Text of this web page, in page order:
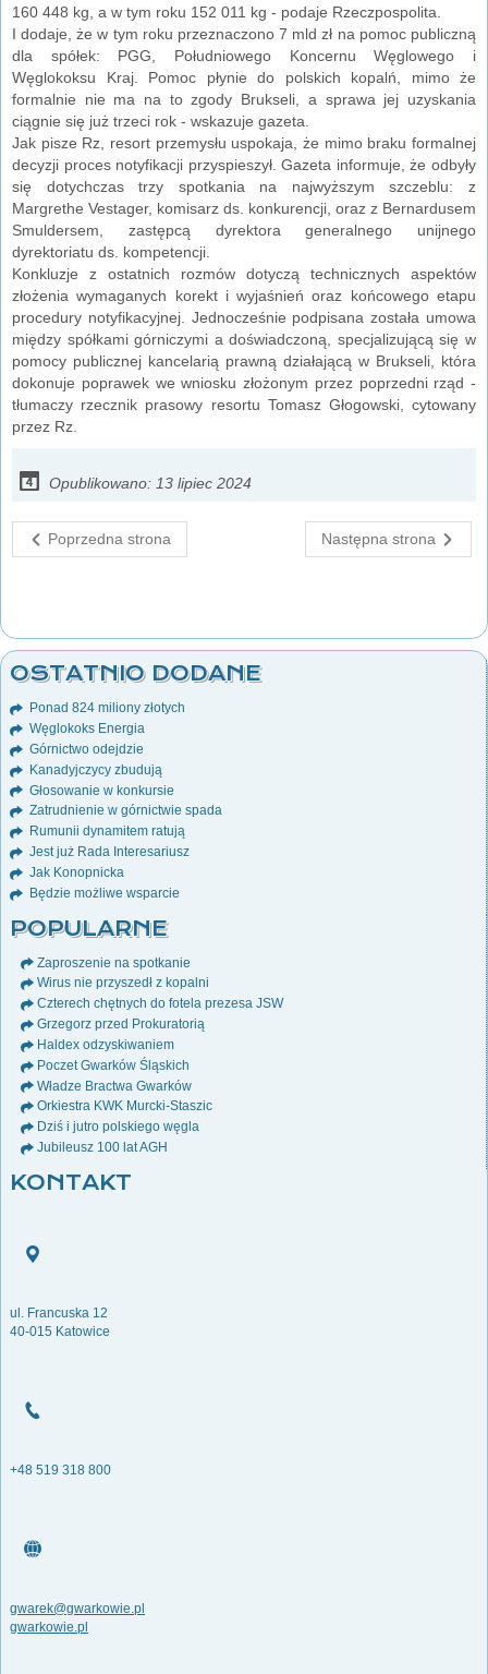
160 448 kg, a w tym roku 152 011 kg - podaje Rzeczpospolita.
I dodaje, że w tym roku przeznaczono 7 mld zł na pomoc publiczną
dla spółek: PGG, Południowego Koncernu Węglowego i
Węglokoksu Kraj. Pomoc płynie do polskich kopalń, mimo że
formalnie nie ma na to zgody Brukseli, a sprawa jej uzyskania
ciągnie się już trzeci rok - wskazuje gazeta.
Jak pisze Rz, resort przemysłu uspokaja, że mimo braku formalnej
decyzji proces notyfikacji przyspieszył. Gazeta informuje, że odbyły
się dotychczas trzy spotkania na najwyższym szczeblu: z
Margrethe Vestager, komisarz ds. konkurencji, oraz z Bernardusem
Smuldersem, zastępcą dyrektora generalnego unijnego
dyrektoriatu ds. kompetencji.
Konkluzje z ostatnich rozmów dotyczą technicznych aspektów
złożenia wymaganych korekt i wyjaśnień oraz końcowego etapu
procedury notyfikacyjnej. Jednocześnie podpisana została umowa
między spółkami górniczymi a doświadczoną, specjalizującą się w
pomocy publicznej kancelarią prawną działającą w Brukseli, która
dokonuje poprawek we wniosku złożonym przez poprzedni rząd -
tłumaczy rzecznik prasowy resortu Tomasz Głogowski, cytowany
przez Rz.
Opublikowano: 13 lipiec 2024
Poprzedna strona Następna strona
OSTATNIO DODANE
Ponad 824 miliony złotych
Węglokoks Energia
Górnictwo odejdzie
Kanadyjczycy zbudują
Głosowanie w konkursie
Zatrudnienie w górnictwie spada
Rumunii dynamitem ratują
Jest już Rada Interesariusz
Jak Konopnicka
Będzie możliwe wsparcie
POPULARNE
Zaproszenie na spotkanie
Wirus nie przyszedł z kopalni
Czterech chętnych do fotela prezesa JSW
Grzegorz przed Prokuratorią
Haldex odzyskiwaniem
Poczet Gwarków Śląskich
Władze Bractwa Gwarków
Orkiestra KWK Murcki-Staszic
Dziś i jutro polskiego węgla
Jubileusz 100 lat AGH
KONTAKT
ul. Francuska 12
40-015 Katowice
+48 519 318 800
gwarek@gwarkowie.pl
gwarkowie.pl